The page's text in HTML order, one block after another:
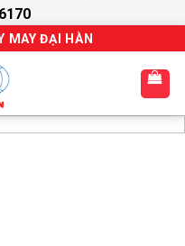
6170
MAY ĐẠI HÀN